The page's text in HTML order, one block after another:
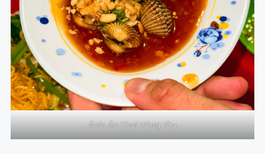
Ảnh: Ăn Chơi Vũng Tàu